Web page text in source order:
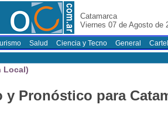
Catamarca
Viernes 07 de Agosto de
Salud Ciencia y Tecno General
Local)
y Pronóstico para